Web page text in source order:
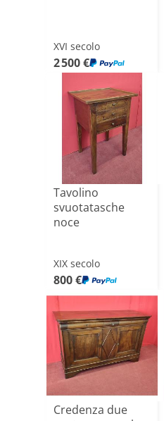
XVI secolo
2 500 €
Tavolino
svuotatasche
noce
XIX secolo
800 €
Credenza due